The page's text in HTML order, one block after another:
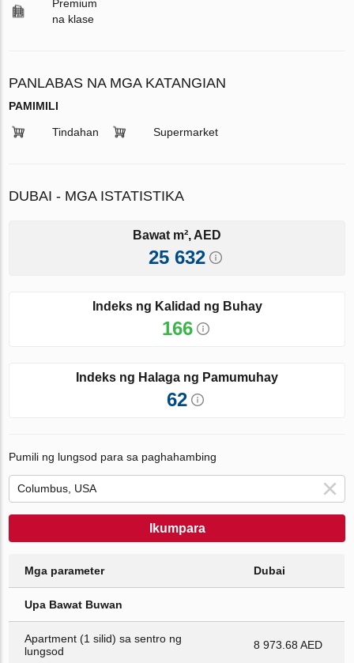
Premium
na klase
PANLABAS NA MGA KATANGIAN
PAMIMILI
Tindahan Supermarket
DUBAI - MGA ISTATISTIKA
Bawat m², AED
25 632
Indeks ng Kalidad ng Buhay
166
Indeks ng Halaga ng Pamumuhay
62
Pumili ng lungsod para sa paghahambing
Ikumpara
Mga parameter Dubai
Upa Bawat Buwan
Apartment (1 silid) sa sentro ng
lungsod
8 973.68 AED